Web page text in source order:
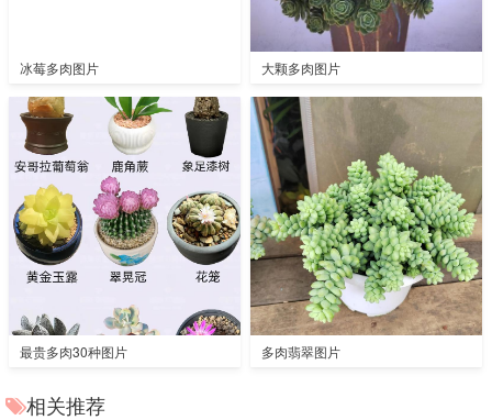
冰莓多肉图片 大颗多肉图片
最贵多肉30种图片 多肉翡翠图片
相关推荐